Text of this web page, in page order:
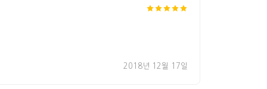
2018년 12월 17일